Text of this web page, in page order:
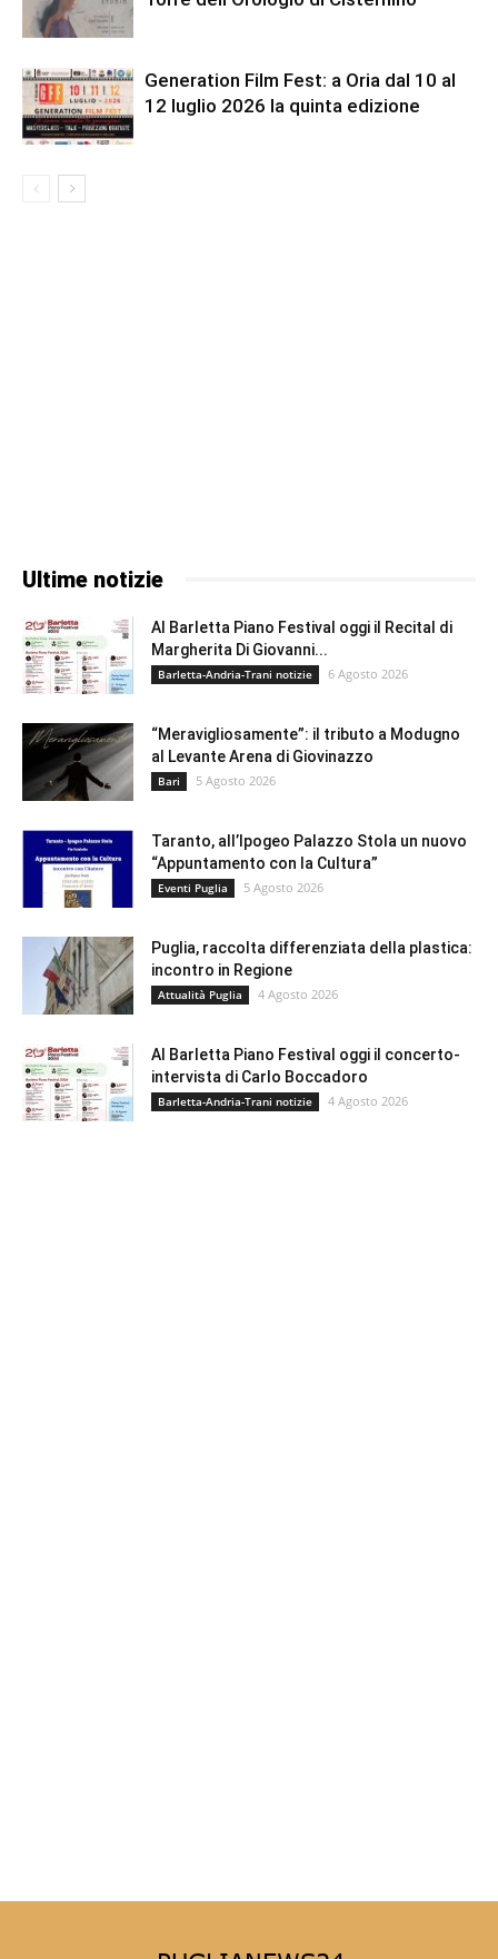
Generation Film Fest: a Oria dal 10 al
12 luglio 2026 la quinta edizione
Ultime notizie
Al Barletta Piano Festival oggi il Recital di
Margherita Di Giovanni...
Barletta-Andria-Trani notizie 6 Agosto 2026
“Meravigliosamente”: il tributo a Modugno
al Levante Arena di Giovinazzo
Bari 5 Agosto 2026
Taranto, all’Ipogeo Palazzo Stola un nuovo
“Appuntamento con la Cultura”
Eventi Puglia 5 Agosto 2026
Puglia, raccolta differenziata della plastica:
incontro in Regione
Attualità Puglia 4 Agosto 2026
Al Barletta Piano Festival oggi il concerto-
intervista di Carlo Boccadoro
Barletta-Andria-Trani notizie 4 Agosto 2026